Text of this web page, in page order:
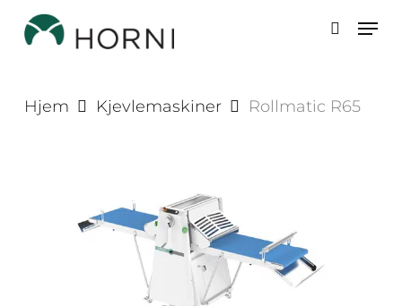
Skip
search
Hjem Kjevlemaskiner Rollmatic R65